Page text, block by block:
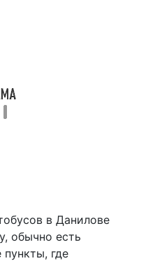
в Данилове
обычно есть
где